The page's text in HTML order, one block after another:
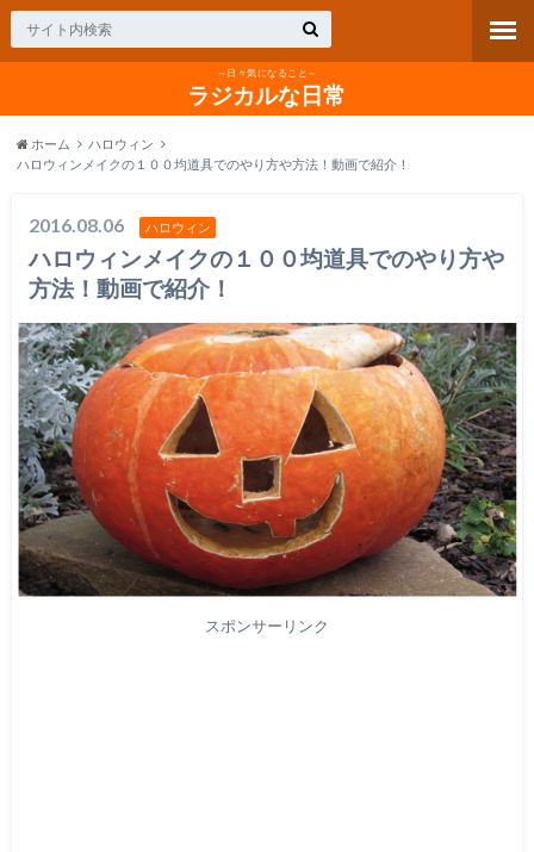
～日々気になること～
ラジカルな日常
ホーム
ハロウィン
ハロウィンメイクの１００均道具でのやり方や方法！動画で紹介！
2016.08.06 ハロウィン
ハロウィンメイクの１００均道具でのやり方や
方法！動画で紹介！
スポンサーリンク